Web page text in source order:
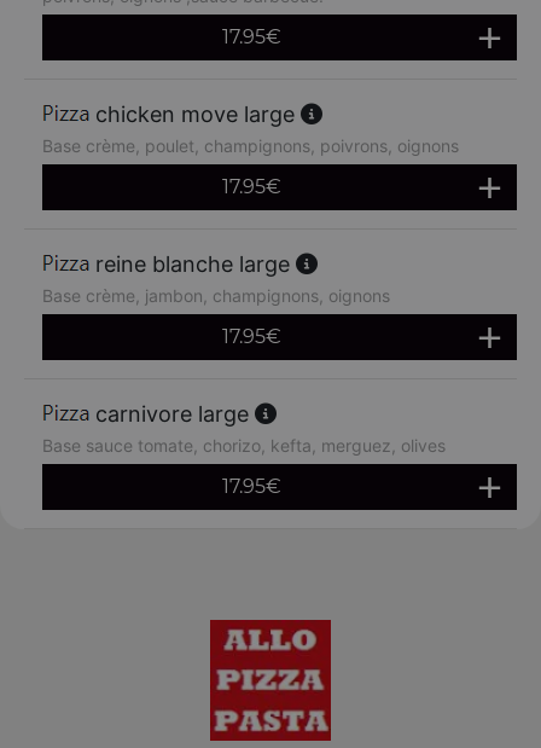
17.95€
chicken move large
Base crème, poulet, champignons, poivrons, oignons
17.95€
reine blanche large
Base crème, jambon, champignons, oignons
17.95€
carnivore large
Base sauce tomate, chorizo, kefta, merguez, olives
17.95€